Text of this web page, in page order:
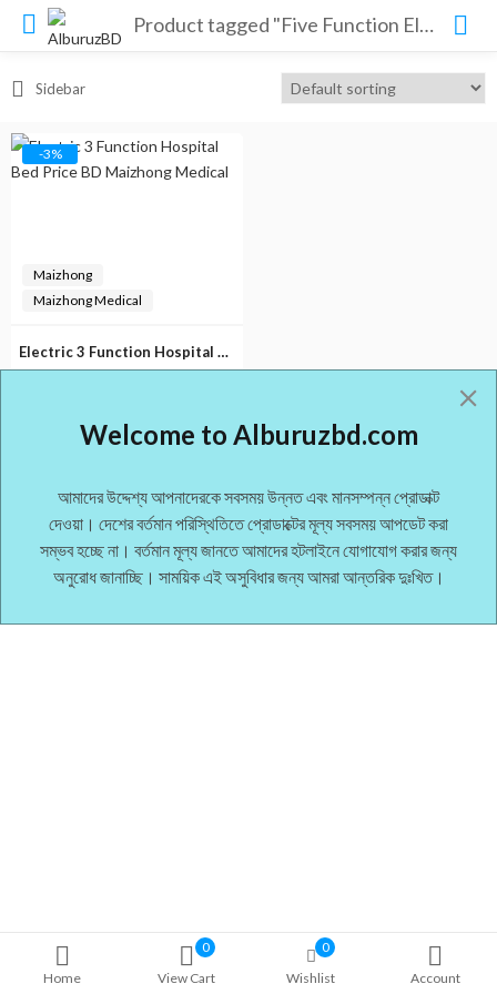
Product tagged "Five Function Electrical Hospital Bed In BD"
Home
0
View Cart
0
Wishlist
Account
Sidebar
-3%
Maizhong
Maizhong Medical
Electric 3 Function Hospital Bed Price BD Maizhong Medical
price
৳ 72,000.00.
price
৳ 70,000.00.
Welcome to Alburuzbd.com
আমাদের উদ্দেশ্য আপনাদেরকে সবসময় উন্নত এবং মানসম্পন্ন প্রোডাক্ট
দেওয়া। দেশের বর্তমান পরিস্থিতিতে প্রোডাক্টের মূল্য সবসময় আপডেট করা
সম্ভব হচ্ছে না। বর্তমান মূল্য জানতে আমাদের হটলাইনে যোগাযোগ করার জন্য
অনুরোধ জানাচ্ছি। সাময়িক এই অসুবিধার জন্য আমরা আন্তরিক দুঃখিত।